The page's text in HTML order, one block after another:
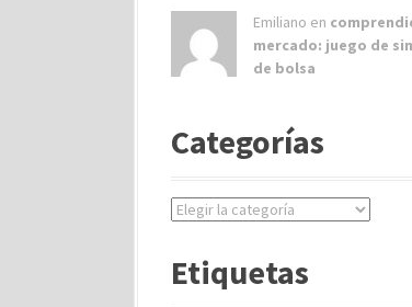
Emiliano en
mercado: juego de
de bolsa
Categorías
C
e
Etiquetas